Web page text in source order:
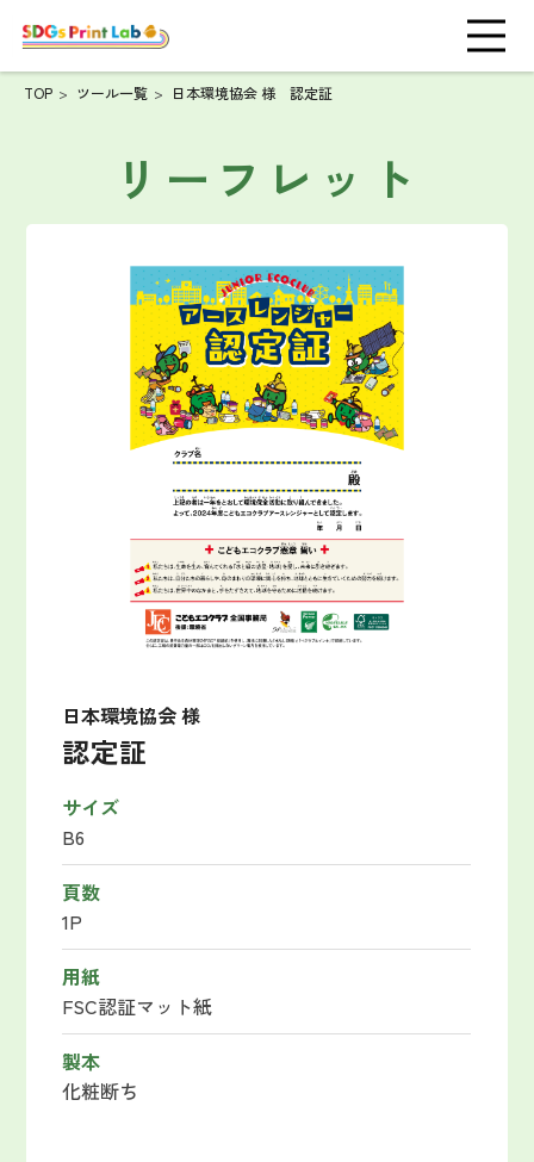
TOP ツール一覧 日本環境協会 様 認定証
リーフレット
日本環境協会 様
認定証
サイズ
B6
頁数
1P
用紙
FSC認証マット紙
製本
化粧断ち